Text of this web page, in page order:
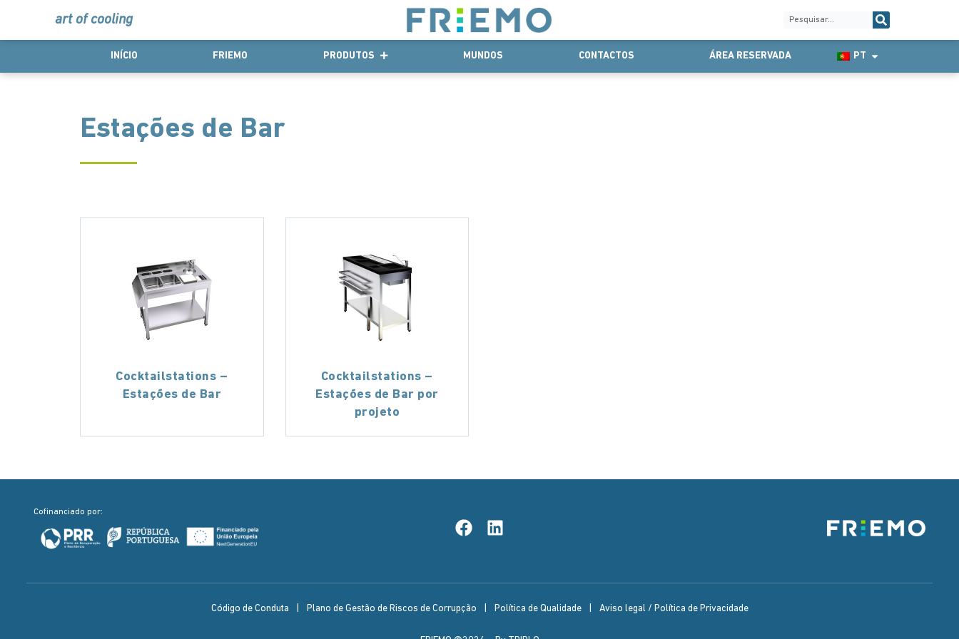
art of cooling
INÍCIO FRIEMO PRODUTOS MUNDOS CONTACTOS ÁREA RESERVADA PT
Estações de Bar
Cocktailstations –
Estações de Bar
Cocktailstations –
Estações de Bar por
projeto
Cofinanciado por:
Código de Conduta Plano de Gestão de Riscos de Corrupção Política de Qualidade Aviso legal / Política de Privacidade